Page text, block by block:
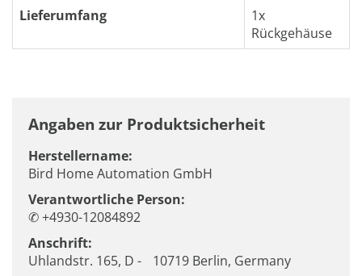
Lieferumfang
1x
Rückgehäuse
Angaben zur Produktsicherheit
Herstellername:
Bird Home Automation GmbH
Verantwortliche Person:
✆ +4930-12084892
Anschrift:
Uhlandstr. 165, D - 10719 Berlin, Germany